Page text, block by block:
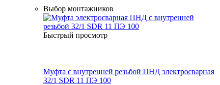
Выбор монтажников
Быстрый просмотр
Муфта с внутренней резьбой ПНД электросварная
32/1 SDR 11 ПЭ 100